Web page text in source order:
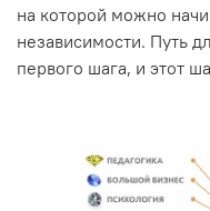
на которой можно
независимости. Путь
первого шага, и этот